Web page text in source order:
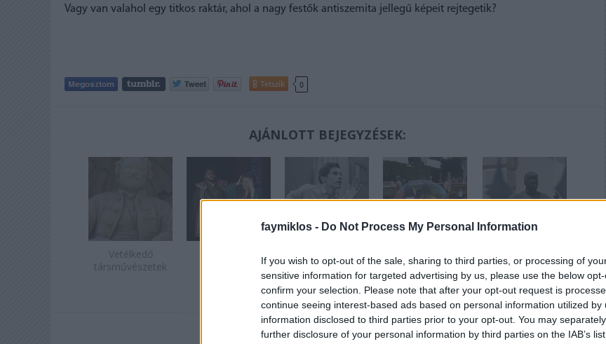
faymiklos - Do Not Process My Personal Information
If you wish to opt-out of the sale, sharing to third parties, or processing of
sensitive information for targeted advertising by us, please use the below
confirm your selection. Please note that after your opt-out request is
continue seeing interest-based ads based on personal information utilized by
information disclosed to third parties prior to your opt-out. You may
further disclosure of your personal information by third parties on the IAB’s
Vagy van valahol egy titkos raktár, ahol a nagy festők antiszemita jellegű képeit rejtegetik?
Tetszik 0
AJÁNLOTT BEJEGYZÉSEK:
Vetélkedő
társművészetek
újra